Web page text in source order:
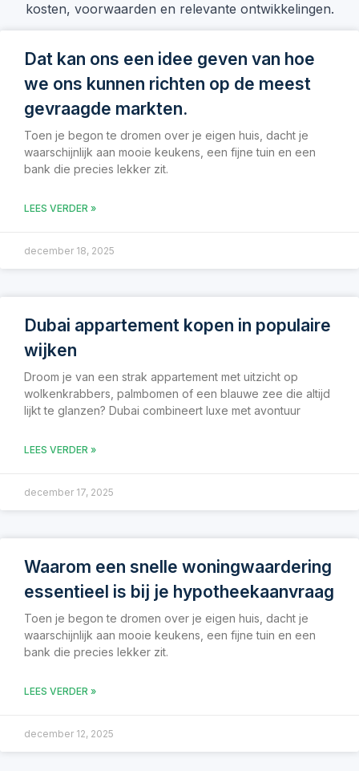
kosten, voorwaarden en relevante ontwikkelingen.
Dat kan ons een idee geven van hoe
we ons kunnen richten op de meest
gevraagde markten.
Toen je begon te dromen over je eigen huis, dacht je
waarschijnlijk aan mooie keukens, een fijne tuin en een
bank die precies lekker zit.
LEES VERDER »
december 18, 2025
Dubai appartement kopen in populaire
wijken
Droom je van een strak appartement met uitzicht op
wolkenkrabbers, palmbomen of een blauwe zee die altijd
lijkt te glanzen? Dubai combineert luxe met avontuur
LEES VERDER »
december 17, 2025
Waarom een snelle woningwaardering
essentieel is bij je hypotheekaanvraag
Toen je begon te dromen over je eigen huis, dacht je
waarschijnlijk aan mooie keukens, een fijne tuin en een
bank die precies lekker zit.
LEES VERDER »
december 12, 2025